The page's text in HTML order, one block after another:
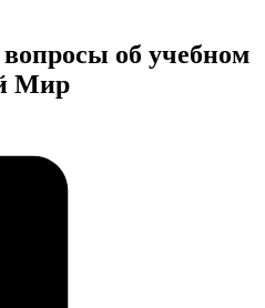
об учебном
Мир